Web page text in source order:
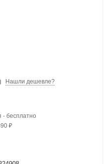
Нашли дешевле?
- бесплатно
₽